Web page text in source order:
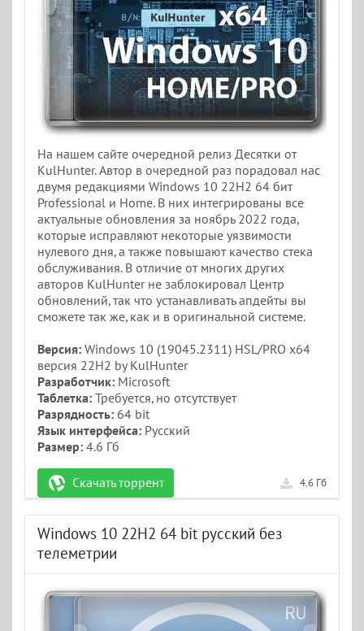
На нашем сайте очередной релиз Десятки от
KulHunter. Автор в очередной раз порадовал нас
двумя редакциями Windows 10 22H2 64 бит
Professional и Home. В них интегрированы все
актуальные обновления за ноябрь 2022 года,
которые исправляют некоторые уязвимости
нулевого дня, а также повышают качество стека
обслуживания. В отличие от многих других
авторов KulHunter не заблокировал Центр
обновлений, так что устанавливать апдейты вы
сможете так же, как и в оригинальной системе.
Версия: Windows 10 (19045.2311) HSL/PRO x64
версия 22H2 by KulHunter
Разработчик: Microsoft
Таблетка: Требуется, но отсутствует
Разрядность: 64 bit
Язык интерфейса: Русский
Размер: 4.6 Гб
Скачать торрент 4.6 Гб
Windows 10 22H2 64 bit русский без
телеметрии